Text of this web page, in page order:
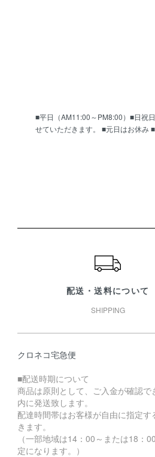
■平日（AM11:00～PM8:00）■日祝
せていただきます。 ■元日はお休み
配送・送料について
SHIPPING
クロネコ宅急便
■配送時期について
商品は原則として、ご入金が確認で
内に発送致します。
配達時間帯はお客様が自由に指定す
きます。
（一部地域は14：00～または18：
定になります。）